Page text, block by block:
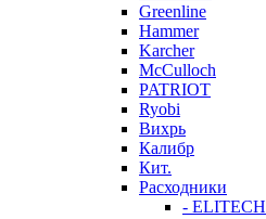
Greenline
Hammer
Karcher
McCulloch
PATRIOT
Ryobi
Вихрь
Калибр
Кит.
Расходники
- ELITECH